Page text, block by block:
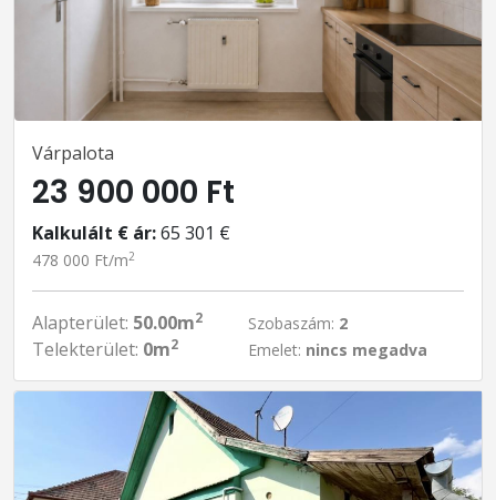
Várpalota
23 900 000 Ft
Kalkulált € ár:65 301 €
478 000 Ft/m2
Alapterület: 50.00m2
Telekterület: 0m2
Szobaszám: 2
Emelet: nincs megadva